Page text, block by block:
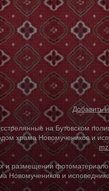
Добавить
на Бутовском
храма Новомучеников и
и размещении
и